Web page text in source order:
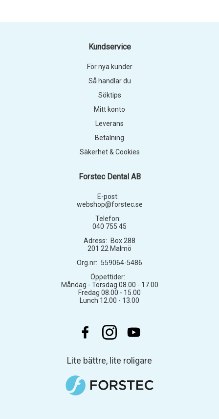
Lite bättre, lite roligare
Forstec Dental AB
E-post:
webshop@forstec.se
Telefon:
040 755 45
Adress:
Box 288
201 22 Malmö
Org.nr: 559064-5486
Öppettider:
Måndag - Torsdag 08.00 - 17.00
Fredag 08.00 - 15.00
Lunch 12.00 - 13.00
Kundservice
För nya kunder
Så handlar du
Söktips
Mitt konto
Leverans
Betalning
Säkerhet & Cookies